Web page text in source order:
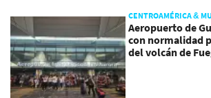
CENTROAMÉRICA &
Aeropuerto de
con normalidad
del volcán de